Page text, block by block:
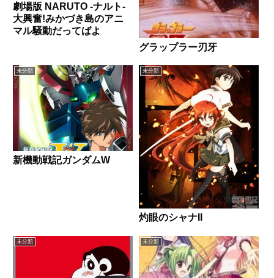
劇場版 NARUTO -ナルト-
大興奮!みかづき島のアニ
マル騒動だってばよ
グラップラー刃牙
未分類
新機動戦記ガンダムW
未分類
灼眼のシャナII
未分類 未分類